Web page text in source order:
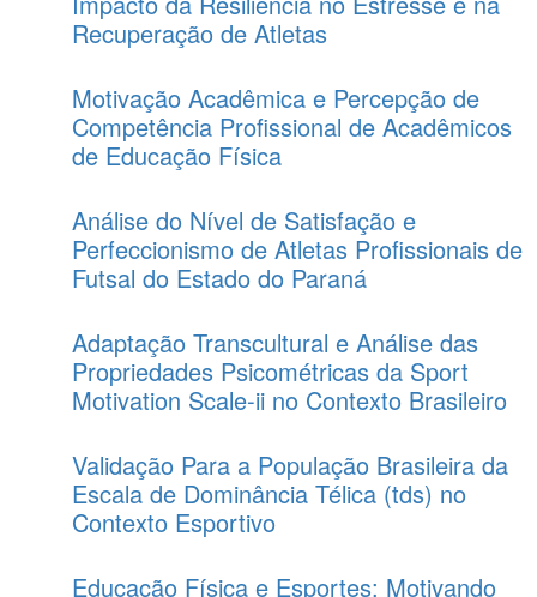
Recuperação de Atletas
Motivação Acadêmica e Percepção de
Competência Profissional de Acadêmicos
de Educação Física
Análise do Nível de Satisfação e
Perfeccionismo de Atletas Profissionais de
Futsal do Estado do Paraná
Adaptação Transcultural e Análise das
Propriedades Psicométricas da Sport
Motivation Scale-ii no Contexto Brasileiro
Validação Para a População Brasileira da
Escala de Dominância Télica (tds) no
Contexto Esportivo
Educação Física e Esportes: Motivando